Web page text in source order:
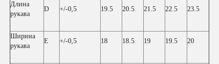
Длина
рукава
D +/-0,5 19.5 20.5 21.5 22.5 23.5
Ширина
рукава
E +/-0,5 18 18.5 19 19.5 20